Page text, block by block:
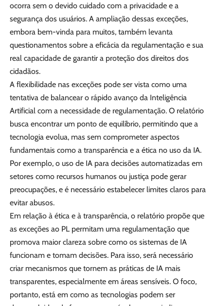
ocorra sem o devido cuidado com a privacidade e a
segurança dos usuários. A ampliação dessas exceções,
embora bem-vinda para muitos, também levanta
questionamentos sobre a eficácia da regulamentação e sua
real capacidade de garantir a proteção dos direitos dos
cidadãos.
A flexibilidade nas exceções pode ser vista como uma
tentativa de balancear o rápido avanço da Inteligência
Artificial com a necessidade de regulamentação. O relatório
busca encontrar um ponto de equilíbrio, permitindo que a
tecnologia evolua, mas sem comprometer aspectos
fundamentais como a transparência e a ética no uso da IA.
Por exemplo, o uso de IA para decisões automatizadas em
setores como recursos humanos ou justiça pode gerar
preocupações, e é necessário estabelecer limites claros para
evitar abusos.
Em relação à ética e à transparência, o relatório propõe que
as exceções ao PL permitam uma regulamentação que
promova maior clareza sobre como os sistemas de IA
funcionam e tomam decisões. Para isso, será necessário
criar mecanismos que tornem as práticas de IA mais
transparentes, especialmente em áreas sensíveis. O foco,
portanto, está em como as tecnologias podem ser